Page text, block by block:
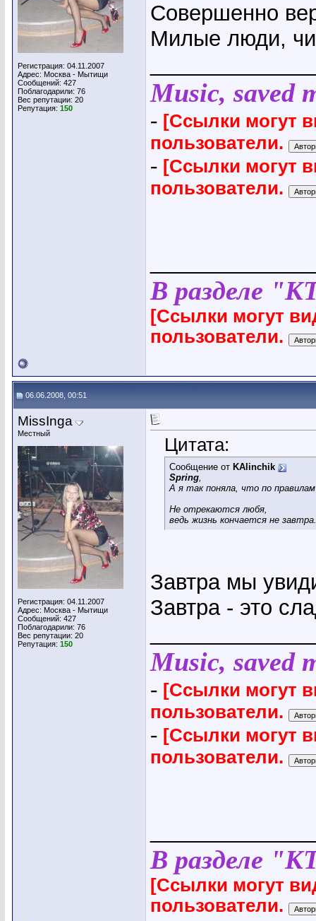
Регистрация: 04.11.2007
Адрес: Москва - Мытищи
Сообщений: 427
Поблагодарили: 76
Вес репутации: 20
Репутация: 150
Совершенно
Милые люди,
Music, saved
- [Ссылки могут
пользователи.
- [Ссылки могут
пользователи.
В разделе
[Ссылки могут
пользователи.
06.06.2008, 00:51
MissInga
Местный
Регистрация: 04.11.2007
Адрес: Москва - Мытищи
Сообщений: 427
Поблагодарили: 76
Вес репутации: 20
Репутация: 150
Цитата:
Сообщение от KAlinchik
Spring,
А я так поняла, что по
Не отрекаются любя,
ведь жизнь кончается не
Завтра мы
Завтра - это
Music, saved
- [Ссылки могут
пользователи.
- [Ссылки могут
пользователи.
В разделе
[Ссылки могут
пользователи.